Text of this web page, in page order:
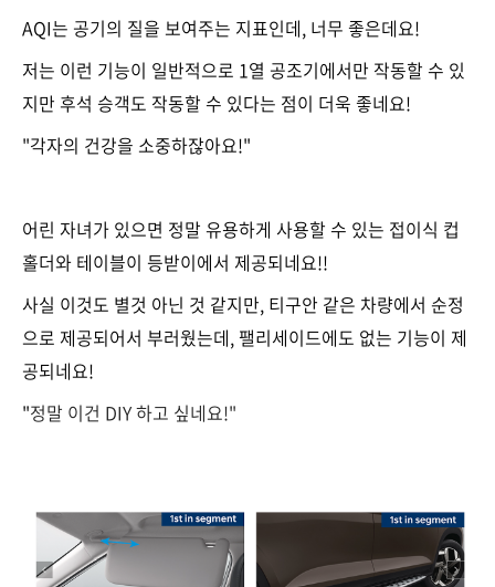
AQI는 공기의 질을 보여주는 지표인데, 너무 좋은데요!
저는 이런 기능이 일반적으로 1열 공조기에서만 작동할 수 있
지만 후석 승객도 작동할 수 있다는 점이 더욱 좋네요!
"각자의 건강을 소중하잖아요!"
어린 자녀가 있으면 정말 유용하게 사용할 수 있는 접이식 컵
홀더와 테이블이 등받이에서 제공되네요!!
사실 이것도 별것 아닌 것 같지만, 티구안 같은 차량에서 순정
으로 제공되어서 부러웠는데, 팰리세이드에도 없는 기능이 제
공되네요!
"정말 이건 DIY 하고 싶네요!"